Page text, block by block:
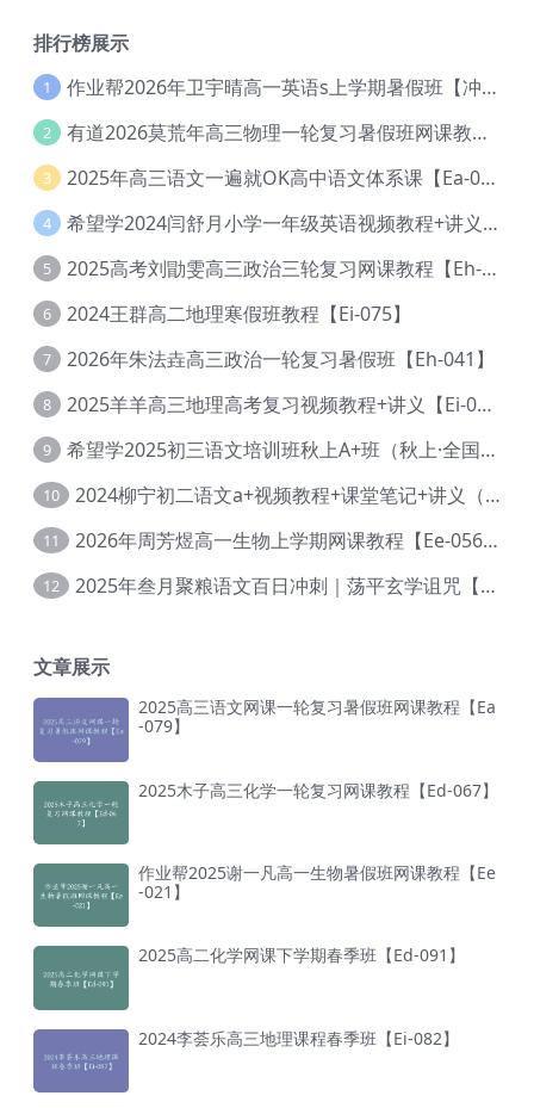
排行榜展示
1 作业帮2026年卫宇晴高一英语s上学期暑假班【冲顶班】【Ec-003】
2 有道2026莫荒年高三物理一轮复习暑假班网课教程【Ef-044】
3 2025年高三语文一遍就OK高中语文体系课【Ea-028】
4 希望学2024闫舒月小学一年级英语视频教程+讲义【Cc-004】
5 2025高考刘勖雯高三政治三轮复习网课教程【Eh-061】
6 2024王群高二地理寒假班教程【Ei-075】
7 2026年朱法垚高三政治一轮复习暑假班【Eh-041】
8 2025羊羊高三地理高考复习视频教程+讲义【Ei-051】
9 希望学2025初三语文培训班秋上A+班（秋上·全国版·A+）【Da-031】
10 2024柳宁初二语文a+视频教程+课堂笔记+讲义（暑假班+秋季班）【Da-003】
11 2026年周芳煜高一生物上学期网课教程【Ee-056】
12 2025年叁月聚粮语文百日冲刺｜荡平玄学诅咒【Ea-001】
文章展示
2025高三语文网课一轮复习暑假班网课教程【Ea
-079】
2025木子高三化学一轮复习网课教程【Ed-067】
作业帮2025谢一凡高一生物暑假班网课教程【Ee
-021】
2025高二化学网课下学期春季班【Ed-091】
2024李荟乐高三地理课程春季班【Ei-082】